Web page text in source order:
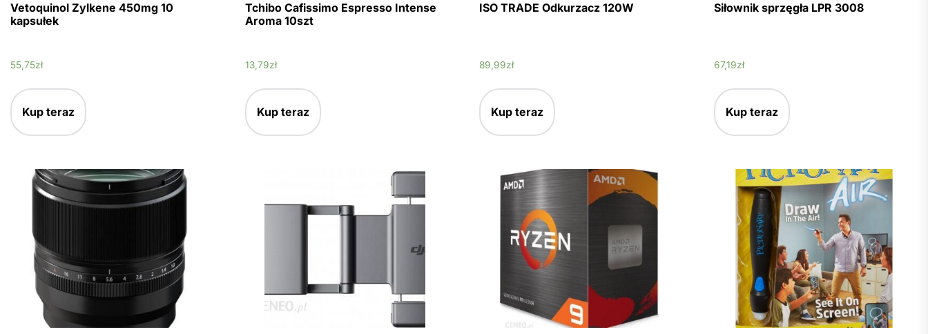
Vetoquinol Zylkene 450mg 10
kapsułek
55,75zł
Kup teraz
Tchibo Cafissimo Espresso Intense
Aroma 10szt
13,79zł
Kup teraz
ISO TRADE Odkurzacz 120W
89,99zł
Kup teraz
Siłownik sprzęgła LPR 3008
67,19zł
Kup teraz